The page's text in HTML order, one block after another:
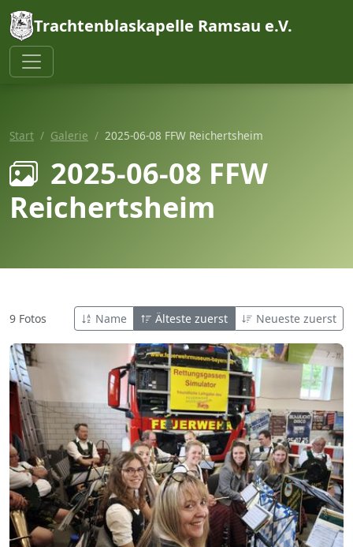
Trachtenblaskapelle Ramsau e.V.
Start Galerie 2025-06-08 FFW Reichertsheim
2025-06-08 FFW
Reichertsheim
9 Fotos Name Älteste zuerst Neueste zuerst